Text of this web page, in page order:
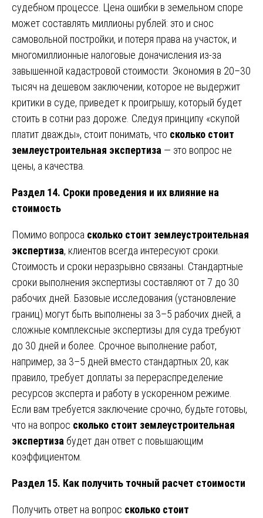
судебном процессе. Цена ошибки в земельном споре
может составлять миллионы рублей: это и снос
самовольной постройки, и потеря права на участок, и
многомиллионные налоговые доначисления из-за
завышенной кадастровой стоимости. Экономия в 20–30
тысяч на дешевом заключении, которое не выдержит
критики в суде, приведет к проигрышу, который будет
стоить в сотни раз дороже. Следуя принципу «скупой
платит дважды», стоит понимать, что сколько стоит
землеустроительная экспертиза — это вопрос не
цены, а качества.
Раздел 14. Сроки проведения и их влияние на
стоимость
Помимо вопроса сколько стоит землеустроительная
экспертиза, клиентов всегда интересуют сроки.
Стоимость и сроки неразрывно связаны. Стандартные
сроки выполнения экспертизы составляют от 7 до 30
рабочих дней. Базовые исследования (установление
границ) могут быть выполнены за 3–5 рабочих дней, а
сложные комплексные экспертизы для суда требуют
до 30 дней и более. Срочное выполнение работ,
например, за 3–5 дней вместо стандартных 20, как
правило, требует доплаты за перераспределение
ресурсов эксперта и работу в ускоренном режиме.
Если вам требуется заключение срочно, будьте готовы,
что на вопрос сколько стоит землеустроительная
экспертиза будет дан ответ с повышающим
коэффициентом.
Раздел 15. Как получить точный расчет стоимости
Получить ответ на вопрос сколько стоит